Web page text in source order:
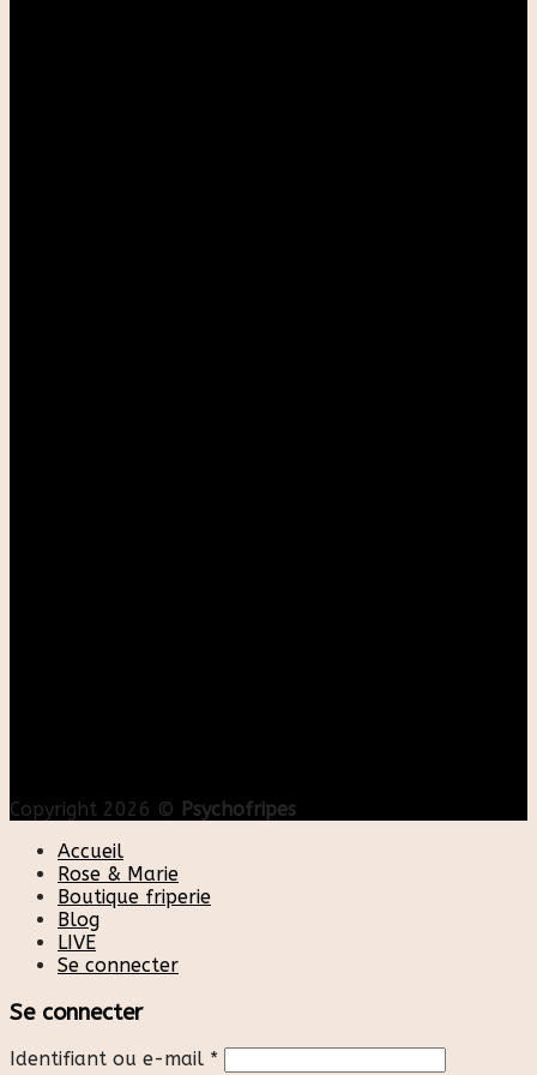
Copyright 2026 © Psychofripes
Accueil
Rose & Marie
Boutique friperie
Blog
LIVE
Se connecter
Se connecter
Identifiant ou e-mail *